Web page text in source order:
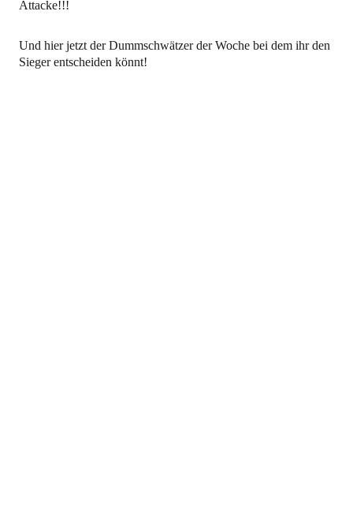
Attacke!!!
Und hier jetzt der Dummschwätzer der Woche bei dem ihr den
Sieger entscheiden könnt!